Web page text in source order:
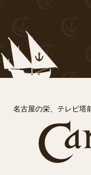
名古屋の栄、テレビ塔